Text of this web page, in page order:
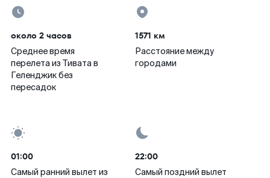
около 2 часов
Среднее время
перелета из Тивата в
Геленджик без
пересадок
1571 км
Расстояние между
городами
01:00
Самый ранний вылет из
22:00
Самый поздний вылет